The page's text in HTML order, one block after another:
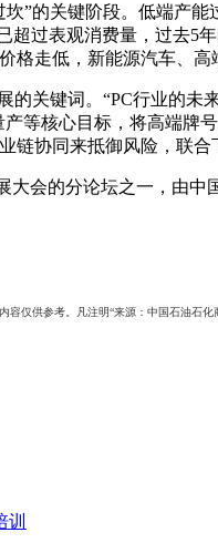
的关键阶段。低端产能
超过表观消费量，过去
格走低，新能源汽车、
关键词。“PC行业的未
等核心目标，将高端牌
链协同来抵御风险，联
会的分论坛之一，由中
容仅供参考。凡注明“来源：中国石油石
训